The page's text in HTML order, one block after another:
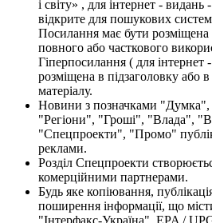
і світу» , для інтернет - видань
відкрите для пошукових
Посилання має бути розміщена
повного або часткового
Гіперпосилання ( для
розміщена в підзаголовку або
матеріалу.
Новини з позначками "Думка",
"Регіони", "Гроші", "Влада",
"Спецпроекти", "Промо"
реклами.
Розділ Спецпроекти
комерційними партнерами.
Будь яке копіювання,
поширення інформації, що